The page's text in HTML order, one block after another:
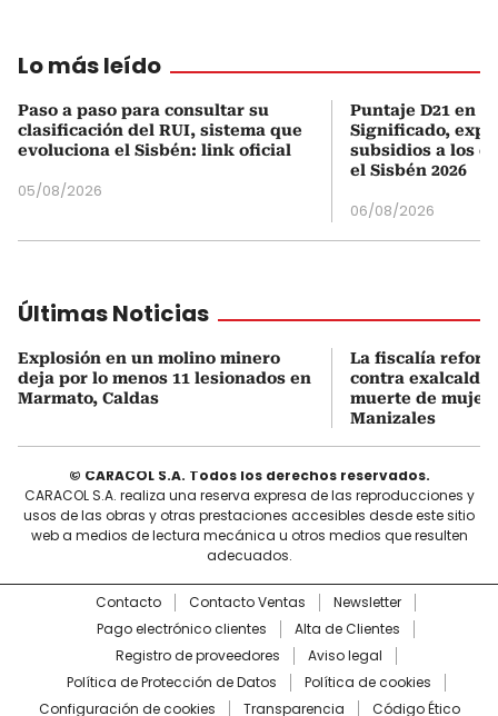
Lo más leído
Paso a paso para consultar su
clasificación del RUI, sistema que
evoluciona el Sisbén: link oficial
05/08/2026
Puntaje D21 en
Significado,
subsidios a los
el Sisbén 2026
06/08/2026
Últimas Noticias
Explosión en un molino minero
deja por lo menos 11 lesionados en
Marmato, Caldas
La fiscalía
contra exalcalde
muerte de mujer
Manizales
© CARACOL S.A. Todos los derechos reservados.
CARACOL S.A. realiza una reserva expresa de las reproducciones y
usos de las obras y otras prestaciones accesibles desde este sitio
web a medios de lectura mecánica u otros medios que resulten
adecuados.
Contacto Contacto Ventas
Newsletter
Pago electrónico clientes
Alta de Clientes
Registro de proveedores
Aviso legal
Política de Protección de Datos
Política de cookies
Configuración de cookies
Transparencia Código Ético